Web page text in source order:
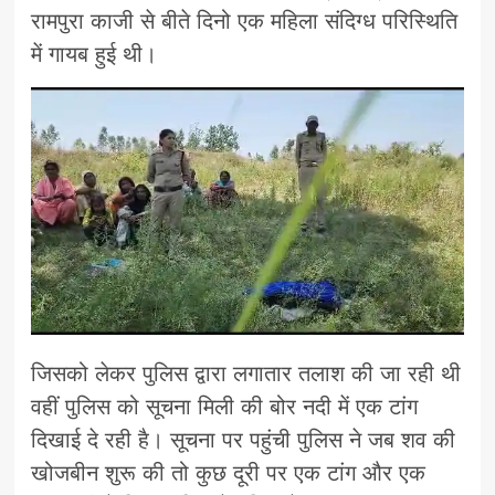
रामपुरा काजी से बीते दिनो एक महिला संदिग्ध परिस्थिति
में गायब हुई थी।
जिसको लेकर पुलिस द्वारा लगातार तलाश की जा रही थी
वहीं पुलिस को सूचना मिली की बोर नदी में एक टांग
दिखाई दे रही है। सूचना पर पहुंची पुलिस ने जब शव की
खोजबीन शुरू की तो कुछ दूरी पर एक टांग और एक